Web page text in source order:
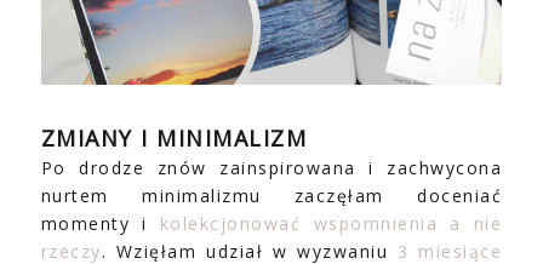
ZMIANY I MINIMALIZM
Po drodze znów zainspirowana i zachwycona
nurtem minimalizmu zaczęłam doceniać
momenty i kolekcjonować wspomnienia a nie
rzeczy. Wzięłam udział w wyzwaniu 3 miesiące